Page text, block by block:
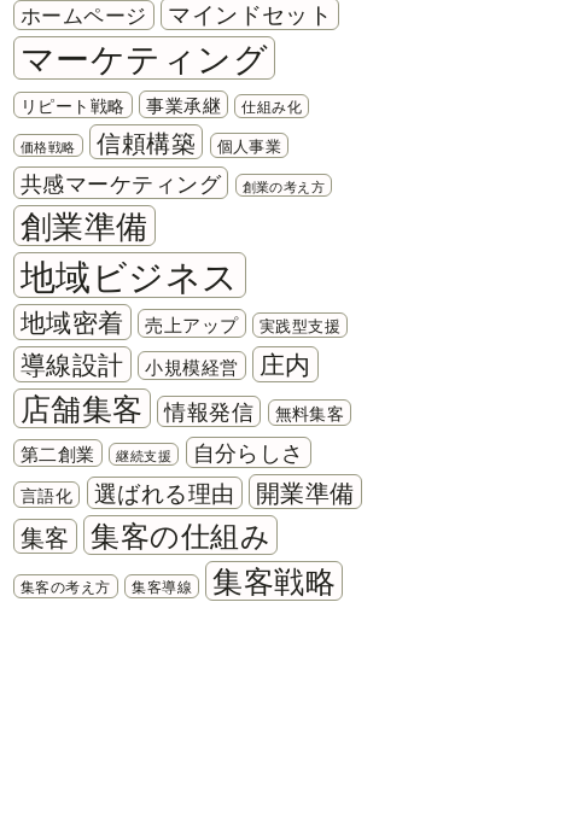
ホームページ マインドセット
マーケティング
リピート戦略 事業承継 仕組み化
価格戦略 信頼構築 個人事業
共感マーケティング 創業の考え方
創業準備
地域ビジネス
地域密着 売上アップ 実践型支援
導線設計 小規模経営 庄内
店舗集客 情報発信 無料集客
第二創業 継続支援 自分らしさ
言語化 選ばれる理由
開業準備
集客
集客の仕組み
集客の考え方 集客導線 集客戦略